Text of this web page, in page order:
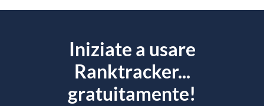
Iniziate a usare
Ranktracker...
gratuitamente!